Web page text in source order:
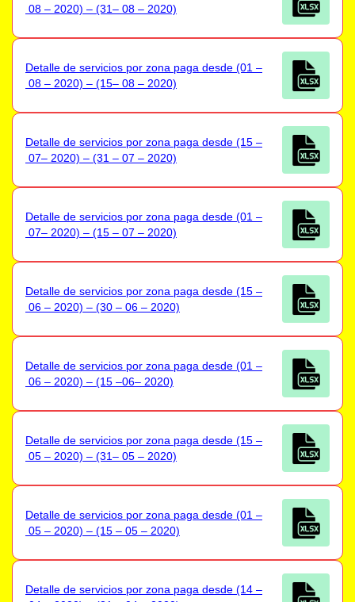
08 – 2020) – (31– 08 – 2020)
Detalle de servicios por zona paga desde (01 –
08 – 2020) – (15– 08 – 2020)
Detalle de servicios por zona paga desde (15 –
07– 2020) – (31 – 07 – 2020)
Detalle de servicios por zona paga desde (01 –
07– 2020) – (15 – 07 – 2020)
Detalle de servicios por zona paga desde (15 –
06 – 2020) – (30 – 06 – 2020)
Detalle de servicios por zona paga desde (01 –
06 – 2020) – (15 –06– 2020)
Detalle de servicios por zona paga desde (15 –
05 – 2020) – (31– 05 – 2020)
Detalle de servicios por zona paga desde (01 –
05 – 2020) – (15 – 05 – 2020)
Detalle de servicios por zona paga desde (14 –